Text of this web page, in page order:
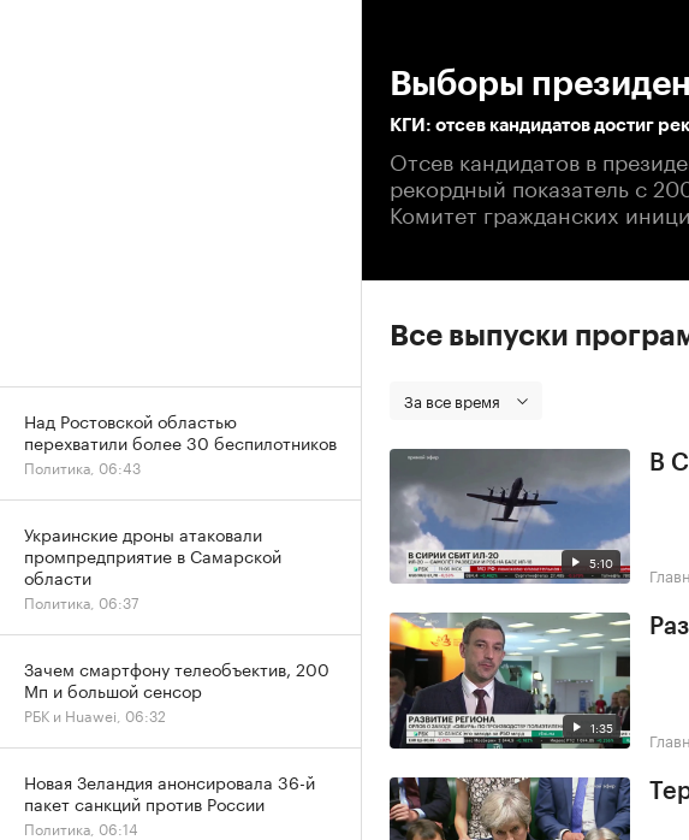
Выборы
КГИ: отсев кандидатов достиг
Отсев кандидатов в
рекордный показатель с
Комитет гражданских
Все выпуски
За все время
5:10
В
1:35
Над Ростовской областью
перехватили более 30 беспилотников
Политика, 06:43
Украинские дроны атаковали
промпредприятие в Самарской
области
Политика, 06:37
Зачем смартфону телеобъектив, 200
Мп и большой сенсор
РБК и Huawei, 06:32
Новая Зеландия анонсировала 36-й
пакет санкций против России
Политика, 06:14